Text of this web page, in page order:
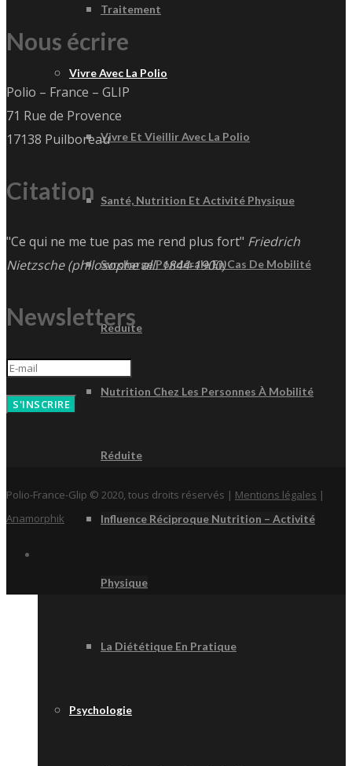
Traitement
Vivre Avec La Polio
Vivre Et Vieillir Avec La Polio
Santé, Nutrition Et Activité Physique
Surcharge Pondérale En Cas De Mobilité
Réduite
Nutrition Chez Les Personnes À Mobilité
Réduite
Influence Réciproque Nutrition – Activité
Physique
La Diététique En Pratique
Psychologie
Nous écrire
Polio – France – GLIP
71 Rue de Provence
17138 Puilboreau
Citation
"Ce qui ne me tue pas me rend plus fort" Friedrich
Nietzsche (philosophe all. 1844-1900)
Newsletters
S'INSCRIRE
Polio-France-Glip © 2020, tous droits réservés | Mentions légales |
Anamorphik